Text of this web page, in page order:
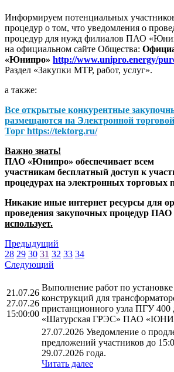
Информируем потенциальных
процедур о том, что уведомления о
процедур для нужд филиалов ПАО
на официальном сайте Общества:
«Юнипро» http://www.unipro.energy/
Раздел «Закупки МТР, работ, услуг».
а также:
Все открытые конкурентные
размещаются на Электронной
Торг https://tektorg.ru/
Важно знать!
ПАО «Юнипро» обеспечивает всем
участникам бесплатный доступ к
процедурах на электронных торговых
Никакие иные интернет ресурсы для
проведения закупочных процедур
использует.
Предыдущий
28 29 30 31 32 33 34
Следующий
21.07.26
27.07.26
15:00:00
Выполнение работ по
конструкций для
пристанционного узла ПГУ
«Шатурская ГРЭС» ПАО
27.07.2026 Уведомление о
предложений участников до
29.07.2026 года.
Читать далее